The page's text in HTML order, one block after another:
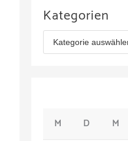
hKategorien
M
D M